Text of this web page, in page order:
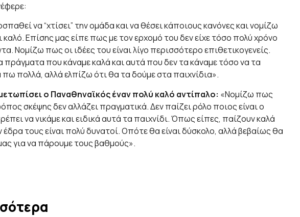
να “χτίσει” την ομάδα και να θέσει κάποιους κανόνες και νομίζω
καλό. Επίσης μας είπε πως με τον ερχομό του δεν είχε τόσο πολύ χρόνο
Νομίζω πως οι ιδέες του είναι λίγο περισσότερο επιθετικογενείς.
πράγματα που κάναμε καλά και αυτά που δεν τα κάναμε τόσο να τα
πολλά, αλλά ελπίζω ότι θα τα δούμε στα παιχνίδια».
ο Παναθηναϊκός έναν πολύ καλό αντίπαλο: «Νομίζω πως
σκέψης δεν αλλάζει πραγματικά. Δεν παίζει ρόλο ποιος είναι ο
να νικάμε και ειδικά αυτά τα παιχνίδι. Όπως είπες, παίζουν καλά
έδρα τους είναι πολύ δυνατοί. Οπότε θα είναι δύσκολο, αλλά βεβαίως θα
για να πάρουμε τους βαθμούς».